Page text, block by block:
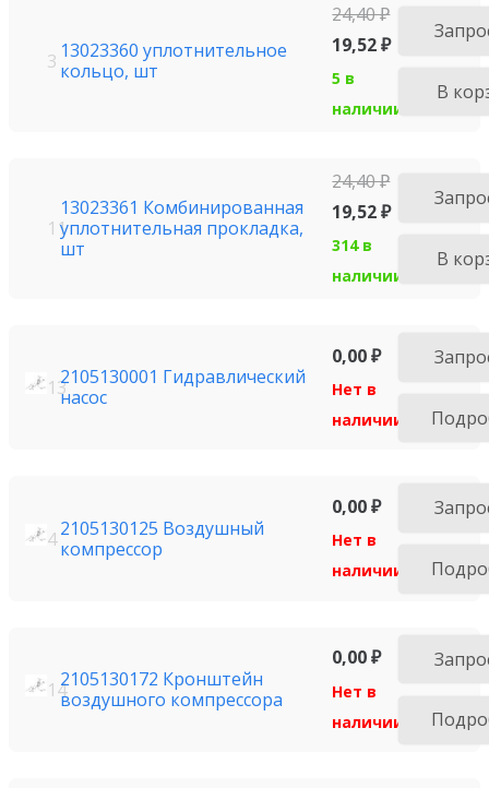
3 13023360 уплотнительное
кольцо, шт
24,40₽
19,52₽
5 в
наличии
В
11
13023361 Комбинированная
уплотнительная прокладка,
шт
24,40₽
19,52₽
314 в
наличии
В
132105130001 Гидравлический
насос
0,00₽
Нет в
наличии
42105130125 Воздушный
компрессор
0,00₽
Нет в
наличии
142105130172 Кронштейн
воздушного компрессора
0,00₽
Нет в
наличии